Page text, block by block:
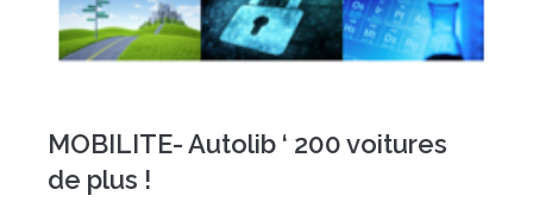
MOBILITE- Autolib ‘ 200 voitures
de plus !